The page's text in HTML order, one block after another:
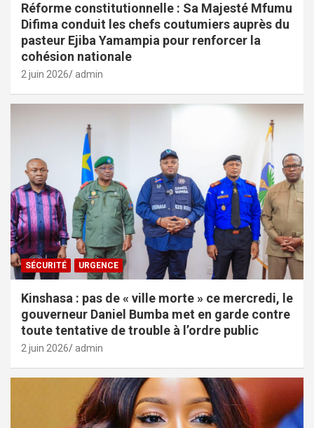
Réforme constitutionnelle : Sa Majesté Mfumu
Difima conduit les chefs coutumiers auprès du
pasteur Ejiba Yamampia pour renforcer la
cohésion nationale
2 juin 2026 admin
SÉCURITÉ URGENCE
Kinshasa : pas de « ville morte » ce mercredi, le
gouverneur Daniel Bumba met en garde contre
toute tentative de trouble à l’ordre public
2 juin 2026 admin